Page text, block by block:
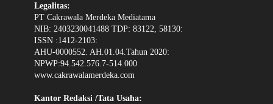
Legalitas:
PT Cakrawala Merdeka Mediatama
NIB: 2403230041488 TDP: 83122, 58130:
ISSN :1412-2103:
AHU-0000552. AH.01.04.Tahun 2020:
NPWP:94.542.576.7-514.000
www.cakrawalamerdeka.com
Kantor Redaksi /Tata Usaha: